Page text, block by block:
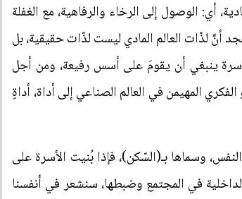
أي: الوصول إلى الرخاء والرفاهية، مع الغفلة
أنَّ لذّات العالم المادي ليست لذّات حقيقية، بل
ينبغي أن يقومَ على أسس رفيعة، ومن أجل
المهيمن في العالم الصناعي إلى أداة، أداةٍ
وسماها بـ(السّكن)، فإذا بُنيت الأسرة على
في المجتمع وضبطها، سنشعر في أنفسنا